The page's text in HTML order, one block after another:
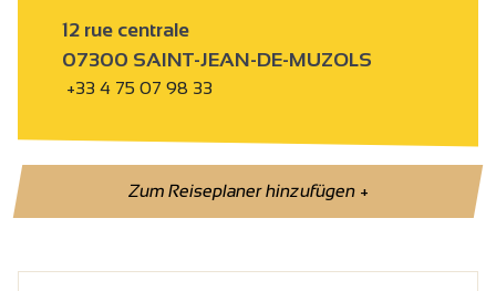
12 rue centrale
07300 SAINT-JEAN-DE-MUZOLS
+33 4 75 07 98 33
Zum Reiseplaner hinzufügen+